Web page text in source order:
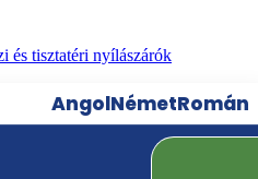
és tisztatéri nyílászárók
AngolNémetRomán